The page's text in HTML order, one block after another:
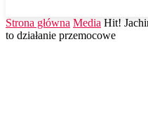
Strona główna Media Hit!
to działanie przemocowe